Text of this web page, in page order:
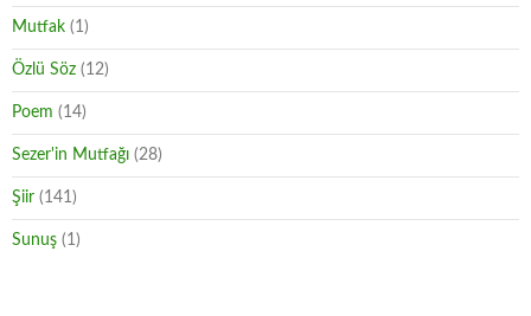
Mutfak (1)
Özlü Söz (12)
Poem (14)
Sezer'in Mutfağı (28)
Şiir (141)
Sunuş (1)